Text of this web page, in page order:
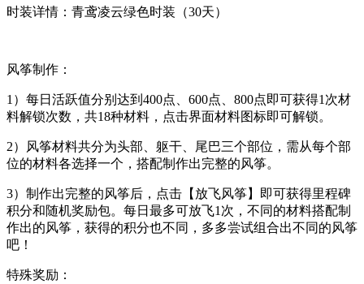
时装详情：青鸢凌云绿色时装（30天）
风筝制作：
1）每日活跃值分别达到400点、600点、800点即可获得1次材
料解锁次数，共18种材料，点击界面材料图标即可解锁。
2）风筝材料共分为头部、躯干、尾巴三个部位，需从每个部
位的材料各选择一个，搭配制作出完整的风筝。
3）制作出完整的风筝后，点击【放飞风筝】即可获得里程碑
积分和随机奖励包。每日最多可放飞1次，不同的材料搭配制
作出的风筝，获得的积分也不同，多多尝试组合出不同的风筝
吧！
特殊奖励：